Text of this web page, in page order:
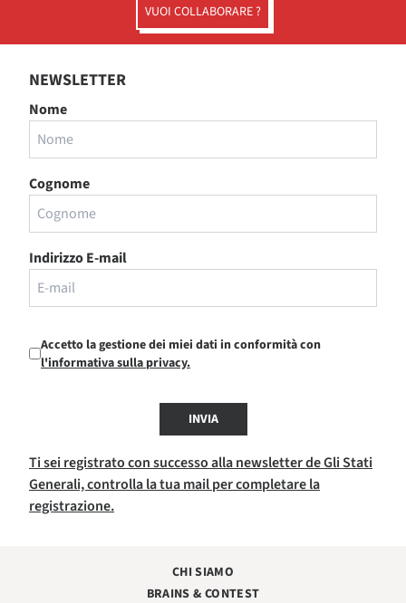
VUOI COLLABORARE ?
NEWSLETTER
Nome
Cognome
Indirizzo E-mail
Accetto la gestione dei miei dati in conformità con
l'informativa sulla privacy.
INVIA
Ti sei registrato con successo alla newsletter de Gli Stati
Generali, controlla la tua mail per completare la
registrazione.
CHI SIAMO
BRAINS & CONTEST